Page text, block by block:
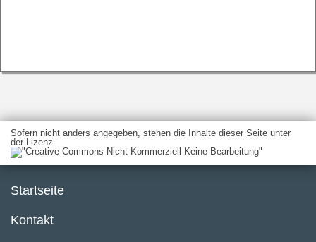
Sofern nicht anders angegeben, stehen die Inhalte dieser Seite unter
der Lizenz
Startseite
Kontakt